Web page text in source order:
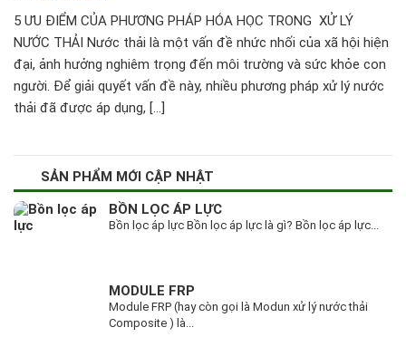
5 ƯU ĐIỂM CỦA PHƯƠNG PHÁP HÓA HỌC TRONG XỬ LÝ
NƯỚC THẢI Nước thải là một vấn đề nhức nhối của xã hội hiện
đại, ảnh hưởng nghiêm trọng đến môi trường và sức khỏe con
người. Để giải quyết vấn đề này, nhiều phương pháp xử lý nước
thải đã được áp dụng, […]
SẢN PHẨM MỚI CẬP NHẬT
BỒN LỌC ÁP LỰC
Bồn lọc áp lực Bồn lọc áp lực là gì? Bồn lọc áp lực...
MODULE FRP
Module FRP (hay còn gọi là Modun xử lý nước thải
Composite ) là...